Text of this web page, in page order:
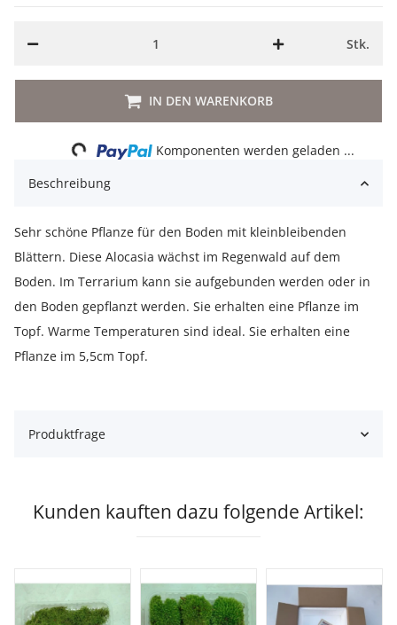
Stk.
IN DEN WARENKORB
Loading...
Komponenten werden geladen ...
Beschreibung
Sehr schöne Pflanze für den Boden mit kleinbleibenden
Blättern. Diese Alocasia wächst im Regenwald auf dem
Boden. Im Terrarium kann sie aufgebunden werden oder in
den Boden gepflanzt werden. Sie erhalten eine Pflanze im
Topf. Warme Temperaturen sind ideal. Sie erhalten eine
Pflanze im 5,5cm Topf.
Produktfrage
Kunden kauften dazu folgende Artikel: